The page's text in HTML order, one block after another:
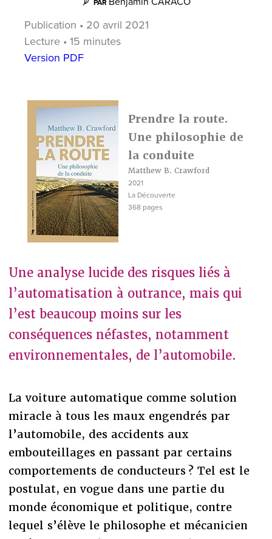
PAR
Publication • 20 avril 2021
Lecture • 15 minutes
Version PDF
Prendre la route.
Une philosophie de
la conduite
Matthew B. Crawford
2021
La Découverte
368 pages
Une analyse lucide des risques liés à
l’automatisation à outrance, mais qui
l’est beaucoup moins sur les
conséquences néfastes, notamment
environnementales, de l’automobile.
La voiture automatique comme solution
miracle à tous les maux engendrés par
l’automobile, des accidents aux
embouteillages en passant par certains
comportements de conducteurs ? Tel est le
postulat, en vogue dans une partie du
monde économique et politique, contre
lequel s’élève le philosophe et mécanicien